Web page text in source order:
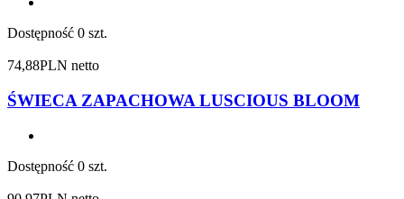
Dostępność 0 szt.
74,88PLN netto
ŚWIECA ZAPACHOWA LUSCIOUS BLOOM
Dostępność 0 szt.